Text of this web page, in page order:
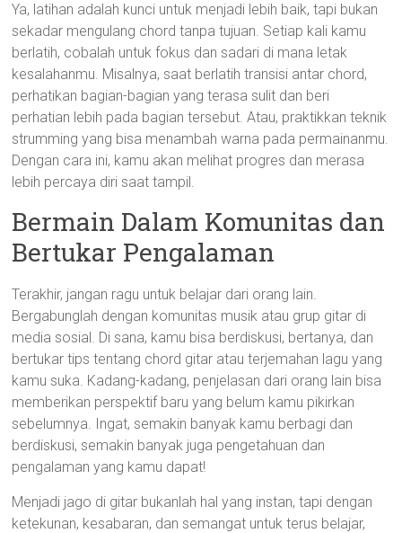
Ya, latihan adalah kunci untuk menjadi lebih baik, tapi bukan
sekadar mengulang chord tanpa tujuan. Setiap kali kamu
berlatih, cobalah untuk fokus dan sadari di mana letak
kesalahanmu. Misalnya, saat berlatih transisi antar chord,
perhatikan bagian-bagian yang terasa sulit dan beri
perhatian lebih pada bagian tersebut. Atau, praktikkan teknik
strumming yang bisa menambah warna pada permainanmu.
Dengan cara ini, kamu akan melihat progres dan merasa
lebih percaya diri saat tampil.
Bermain Dalam Komunitas dan
Bertukar Pengalaman
Terakhir, jangan ragu untuk belajar dari orang lain.
Bergabunglah dengan komunitas musik atau grup gitar di
media sosial. Di sana, kamu bisa berdiskusi, bertanya, dan
bertukar tips tentang chord gitar atau terjemahan lagu yang
kamu suka. Kadang-kadang, penjelasan dari orang lain bisa
memberikan perspektif baru yang belum kamu pikirkan
sebelumnya. Ingat, semakin banyak kamu berbagi dan
berdiskusi, semakin banyak juga pengetahuan dan
pengalaman yang kamu dapat!
Menjadi jago di gitar bukanlah hal yang instan, tapi dengan
ketekunan, kesabaran, dan semangat untuk terus belajar,